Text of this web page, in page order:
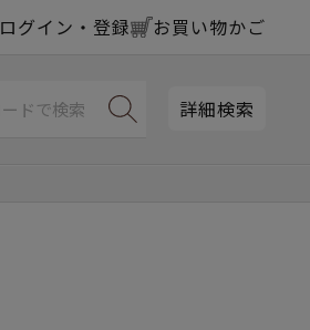
ログイン・登録 お買い物かご
詳細検索